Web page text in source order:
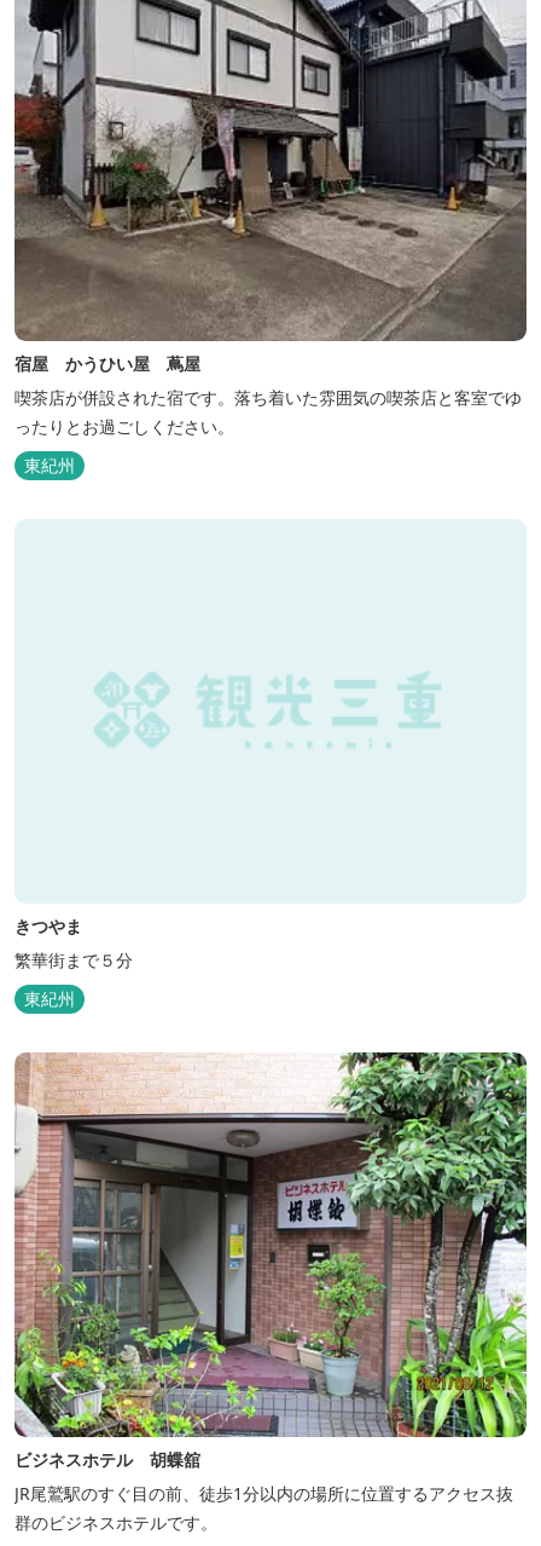
宿屋 かうひい屋 蔦屋
喫茶店が併設された宿です。落ち着いた雰囲気の喫茶店と客室でゆ
ったりとお過ごしください。
東紀州
きつやま
繁華街まで５分
東紀州
ビジネスホテル 胡蝶舘
JR尾鷲駅のすぐ目の前、徒歩1分以内の場所に位置するアクセス抜
群のビジネスホテルです。